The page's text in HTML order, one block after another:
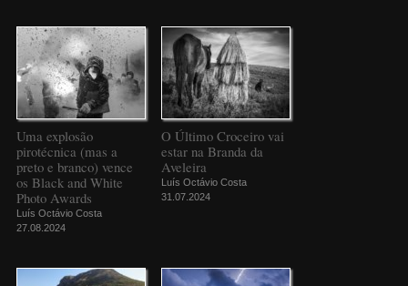
Uma explosão
pirotécnica (mas a
preto e branco) vence
os Black and White
Photo Awards
Luís Octávio Costa
27.08.2024
O Último Croceiro vai
estar na Branda da
Aveleira
Luís Octávio Costa
31.07.2024